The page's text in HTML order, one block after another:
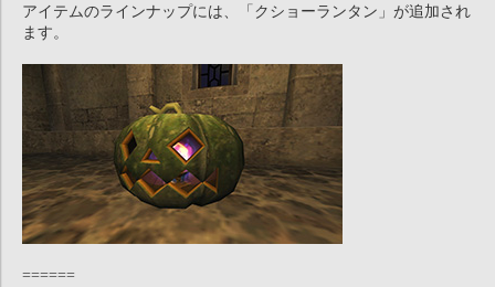
アイテムのラインナップには、「クショーランタン」が追加され
ます。
======